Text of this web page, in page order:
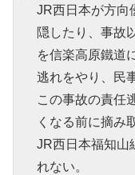
JR西日本が方向
隠したり、事故
を信楽高原鐵道
逃れをやり、民
この事故の責任
くなる前に摘み
JR西日本福知山
れない。